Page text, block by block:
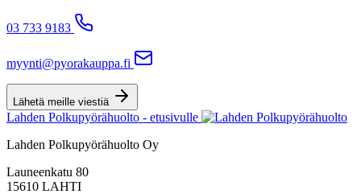
03 733 9183
myynti@pyorakauppa.fi
Lähetä meille viestiä
Lahden Polkupyörähuolto - etusivulle
Lahden Polkupyörähuolto Oy
Launeenkatu 80
15610 LAHTI